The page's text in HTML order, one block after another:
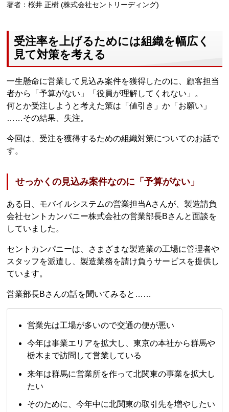
著者：桜井 正樹 (株式会社セントリーディング)
受注率を上げるためには組織を幅広く
見て対策を考える
一生懸命に営業して見込み案件を獲得したのに、顧客担当
者から「予算がない」「役員が理解してくれない」。
何とか受注しようと考えた策は「値引き」か「お願い」
……その結果、失注。
今回は、受注を獲得するための組織対策についてのお話で
す。
せっかくの見込み案件なのに「予算がない」
ある日、モバイルシステムの営業担当Aさんが、製造請負
会社セントカンパニー株式会社の営業部長Bさんと面談を
していました。
セントカンパニーは、さまざまな製造業の工場に管理者や
スタッフを派遣し、製造業務を請け負うサービスを提供し
ています。
営業部長Bさんの話を聞いてみると……
営業先は工場が多いので交通の便が悪い
今年は事業エリアを拡大し、東京の本社から群馬や
栃木まで訪問して営業している
来年は群馬に営業所を作って北関東の事業を拡大し
たい
そのために、今年中に北関東の取引先を増やしたい